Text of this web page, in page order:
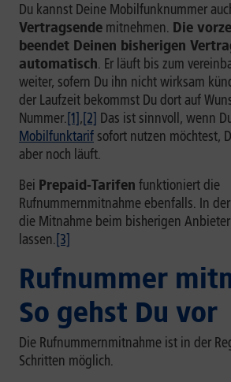
Du kannst Deine Mobilfunknummer
Vertragsende mitnehmen. Die
beendet Deinen bisherigen
automatisch. Er läuft bis zum
weiter, sofern Du ihn nicht wirksam
der Laufzeit bekommst Du dort auf
Nummer.[1],[2] Das ist sinnvoll, wenn
Mobilfunktarif sofort nutzen möchtest,
aber noch läuft.
Bei Prepaid-Tarifen funktioniert die
Rufnummernmitnahme ebenfalls. In
die Mitnahme beim bisherigen
lassen.[3]
Rufnummer
So gehst Du vor
Die Rufnummernmitnahme ist in der
Schritten möglich.